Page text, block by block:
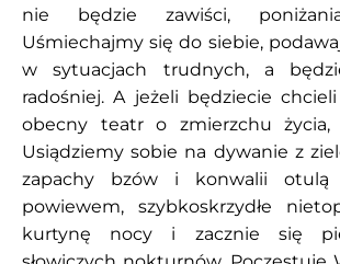
nie będzie zawiści,
Uśmiechajmy się do siebie,
w sytuacjach trudnych, a
radośniej. A jeżeli będziecie
obecny teatr o zmierzchu życia,
Usiądziemy sobie na dywanie z
zapachy bzów i konwalii otulą
powiewem, szybkoskrzydłe
kurtynę nocy i zacznie się